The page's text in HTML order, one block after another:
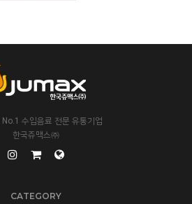
No.1 수입음료 전문 유통기업
한국쥬맥스㈜
CATEGORY